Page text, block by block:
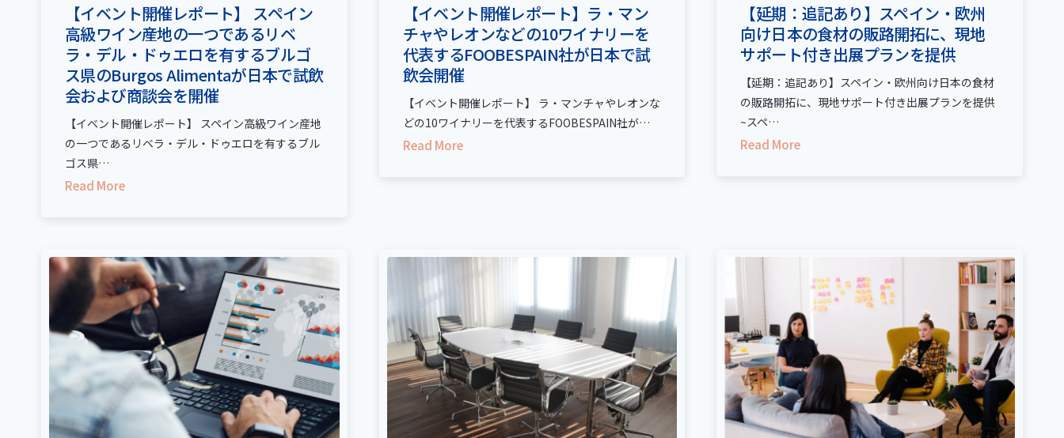
【イベント開催レポート】 スペイン
高級ワイン産地の一つであるリベ
ラ・デル・ドゥエロを有するブルゴ
ス県のBurgos Alimentaが日本で試飲
会および商談会を開催
【イベント開催レポート】 スペイン高級ワイン産地
の一つであるリベラ・デル・ドゥエロを有するブル
ゴス県…
Read More
【イベント開催レポート】ラ・マン
チャやレオンなどの10ワイナリーを
代表するFOOBESPAIN社が日本で試
飲会開催
【イベント開催レポート】 ラ・マンチャやレオンな
どの10ワイナリーを代表するFOOBESPAIN社が…
Read More
【延期：追記あり】スペイン・欧州
向け日本の食材の販路開拓に、現地
サポート付き出展プランを提供
【延期：追記あり】スペイン・欧州向け日本の食材
の販路開拓に、現地サポート付き出展プランを提供
~スペ…
Read More